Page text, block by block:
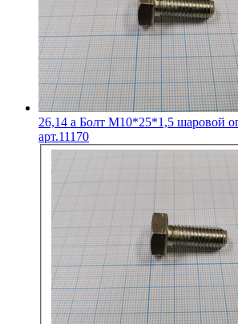
26,14 a Болт М10*25*1,5 шаровой
арт.11170